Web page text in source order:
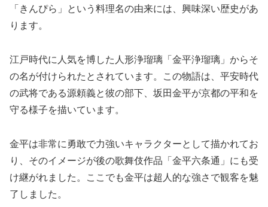
「きんぴら」という料理名の由来には、興味深い歴史があ
ります。
江戸時代に人気を博した人形浄瑠璃「金平浄瑠璃」からそ
の名が付けられたとされています。この物語は、平安時代
の武将である源頼義と彼の部下、坂田金平が京都の平和を
守る様子を描いています。
金平は非常に勇敢で力強いキャラクターとして描かれてお
り、そのイメージが後の歌舞伎作品「金平六条通」にも受
け継がれました。ここでも金平は超人的な強さで観客を魅
了しました。